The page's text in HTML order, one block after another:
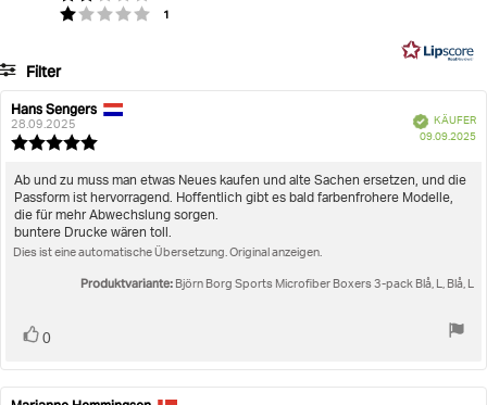
Sports Microfiber Boxers 3-pack
Bewertung: 1 von 5 Sternen
1
Filter
Autor
der
Rezension:
Hans Sengers
28.09.2025
von
5
Sternen
VerifiziertKÄUFER
09.09.2025
Rezensionstext:
Ab und zu muss man etwas Neues kaufen und alte Sachen ersetzen, und die
Passform ist hervorragend. Hoffentlich gibt es bald farbenfrohere Modelle,
die für mehr Abwechslung sorgen.
buntere Drucke wären toll.
Dies ist eine automatische Übersetzung. Original anzeigen.
Produktvariante: Björn Borg Sports Microfiber Boxers 3-pack Blå, L, Blå, L
Stimme
0